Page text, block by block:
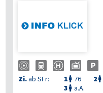
Zi.ab SFr: 1  76 2 
3  a.A.